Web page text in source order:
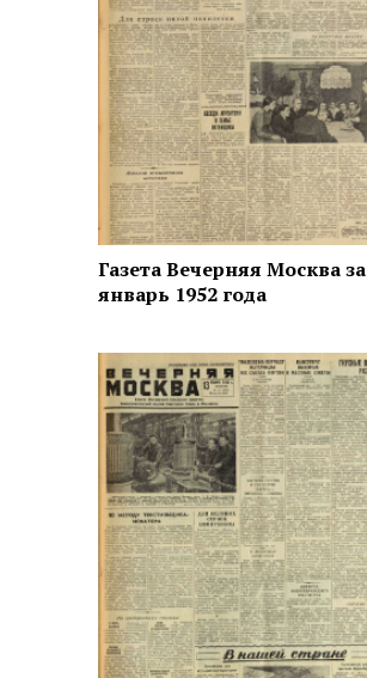
Газета Вечерняя Москва за
январь 1952 года